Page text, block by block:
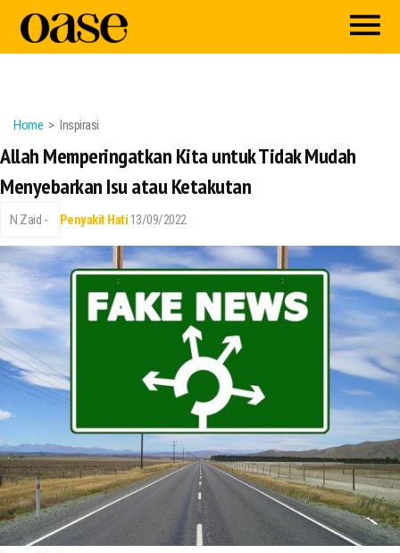
Home Inspirasi
Allah Memperingatkan Kita untuk Tidak Mudah
Menyebarkan Isu atau Ketakutan
N Zaid - Penyakit Hati 13/09/2022